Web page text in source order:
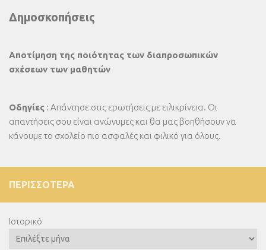
Δημοσκοπήσεις
Αποτίμηση της ποιότητας των διαπροσωπικών
σχέσεων των μαθητών
Οδηγίες : Απάντησε στις ερωτήσεις με ειλικρίνεια. Οι
απαντήσεις σου είναι ανώνυμες και θα μας βοηθήσουν να
κάνουμε το σχολείο πιο ασφαλές και φιλικό για όλους.
ΠΕΡΙΣΣΌΤΕΡΑ
Ιστορικό